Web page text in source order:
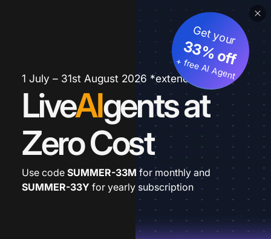
1 July – 31st August 2026 *extended
LiveAIgents at
Zero Cost
Get your
33% off
+ free AI Agent
Use code SUMMER-33M for monthly and
SUMMER-33Y for yearly subscription